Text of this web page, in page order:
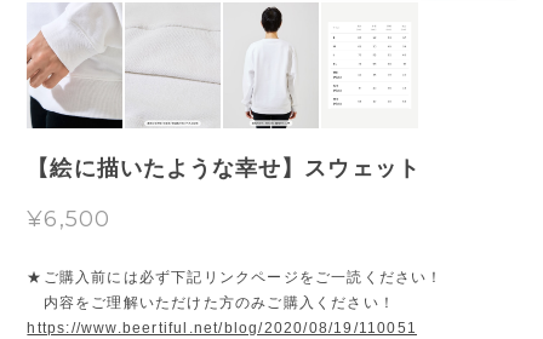
【絵に描いたような幸せ】スウェット
¥6,500
★ご購入前には必ず下記リンクページをご一読ください！
内容をご理解いただけた方のみご購入ください！
https://www.beertiful.net/blog/2020/08/19/110051